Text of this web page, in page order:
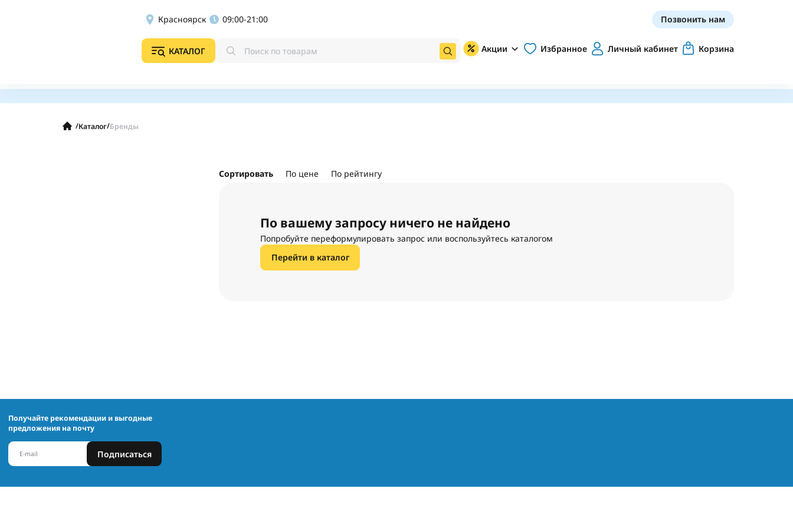
Красноярск 09:00-21:00 Позвонить нам
КАТАЛОГ Акции Избранное Личный кабинет Корзина
/Каталог/Бренды
Сортировать По цене По рейтингу
По вашему запросу ничего не найдено
Попробуйте переформулировать запрос или воспользуйтесь каталогом
Перейти в каталог
Получайте рекомендации и выгодные
предложения на почту
Подписаться